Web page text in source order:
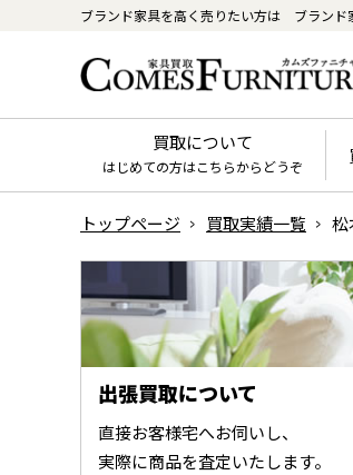
ブランド家具を高く売りたい方は ブランド
買取について
はじめての方はこちらからどうぞ
トップページ 買取実績一覧
出張買取について
直接お客様宅へお伺いし、
実際に商品を査定いたします。